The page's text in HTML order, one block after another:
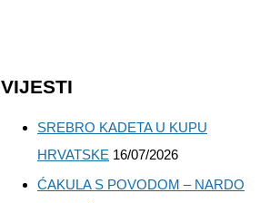
VIJESTI
SREBRO KADETA U KUPU
HRVATSKE 16/07/2026
ĆAKULA S POVODOM – NARDO